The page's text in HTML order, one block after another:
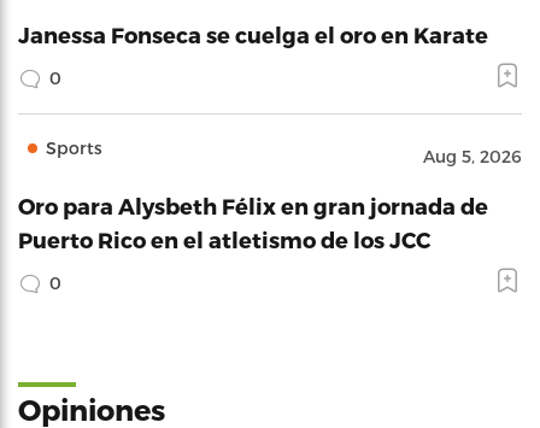
Janessa Fonseca se cuelga el oro en Karate
0
Sports Aug 5, 2026
Oro para Alysbeth Félix en gran jornada de
Puerto Rico en el atletismo de los JCC
0
Opiniones